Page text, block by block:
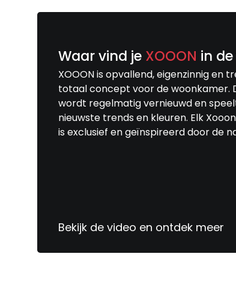
Waar vind je XOOON in
XOOON is opvallend, eigenzinnig en
totaal concept voor de woonkamer.
wordt regelmatig vernieuwd en
nieuwste trends en kleuren. Elk
is exclusief en geïnspireerd door de
Bekijk de video en ontdek meer